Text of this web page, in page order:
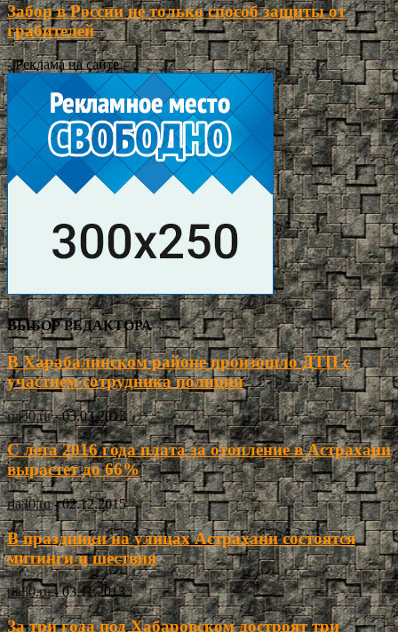
Забор в России не только способ защиты от
грабителей
- Реклама на сайте -
ВЫБОР РЕДАКТОРА
В Харабалинском районе произошло ДТП с
участием сотрудника полиции
ria30.ru - 03.03.2013
С лета 2016 года плата за отопление в Астрахани
вырастет до 66%
ria30.ru - 02.12.2015
В праздники на улицах Астрахани состоятся
митинги и шествия
ria30.ru - 03.11.2013
За три года под Хабаровском достроят три